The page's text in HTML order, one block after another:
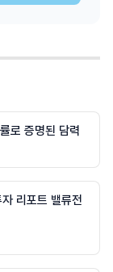
로 증명된 담력
리포트 밸류전